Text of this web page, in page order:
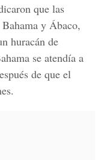
que las
y Ábaco,
huracán de
se atendía a
de que el